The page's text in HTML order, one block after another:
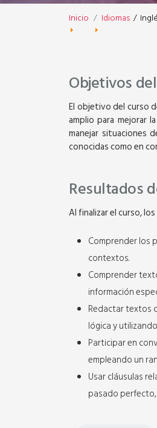
Inicio Idiomas /
Objetivos
El objetivo del curso
amplio para mejorar
manejar situaciones
conocidas como en
Resultados
Al finalizar el curso,
Comprender los
contextos.
Comprender
información
Redactar textos
lógica y
Participar en
empleando un
Usar cláusulas
pasado